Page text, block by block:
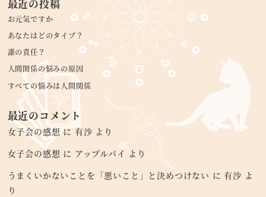
最近の投稿
お元気ですか
あなたはどのタイプ？
誰の責任？
人間関係の悩みの原因
すべての悩みは人間関係
最近のコメント
女子会の感想に有沙 より
女子会の感想 に アップルパイ より
うまくいかないことを「悪いこと」と決めつけない に有沙 よ
り